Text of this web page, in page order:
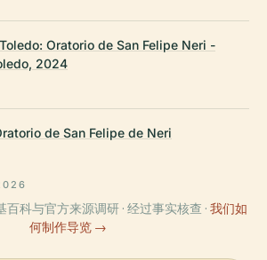
Oratorio de San Felipe Neri -
2024
de San Felipe de Neri
科与官方来源调研 · 经过事实核查 · 我们如
何制作导览 →